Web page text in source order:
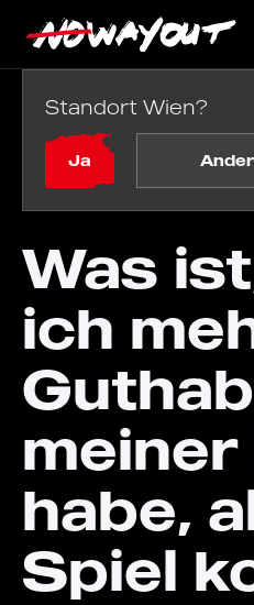
Standort Wien?
Ja
Was ist, wenn ich mehr
habe, als das Spiel kostet?
Was
ich
habe,
Spiel